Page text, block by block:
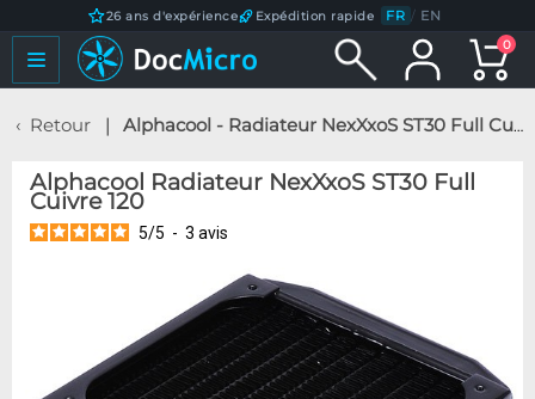
26 ans d'expérience Expédition rapide FR / EN
0
Retour Alphacool - Radiateur NexXxoS ST30 Full Cuivre 120
Alphacool Radiateur NexXxoS ST30 Full
Cuivre 120
5/5 - 3 avis